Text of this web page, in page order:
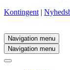
Kontingent |
Navigation menu
Navigation menu